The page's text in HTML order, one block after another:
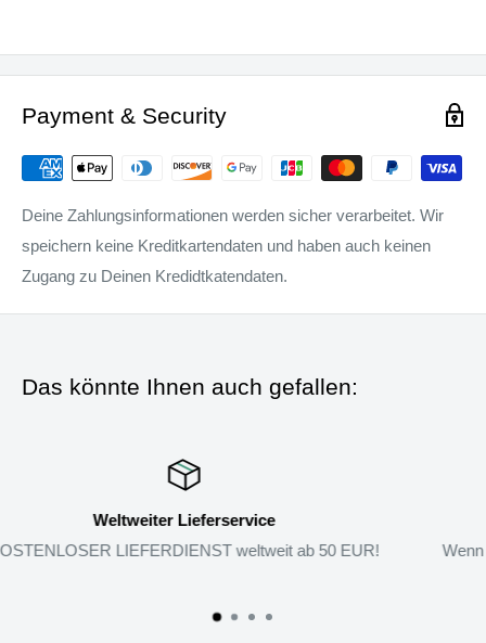
Payment & Security
Deine Zahlungsinformationen werden sicher verarbeitet. Wir
speichern keine Kreditkartendaten und haben auch keinen
Zugang zu Deinen Kredidtkatendaten.
Das könnte Ihnen auch gefallen:
Rückgabe-Garantie
Wenn Sie mit den Produkten nicht zufrieden sind, können